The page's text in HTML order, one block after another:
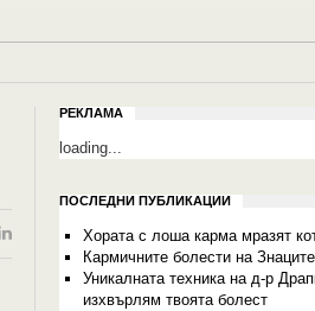
РЕКЛАМА
loading...
ПОСЛЕДНИ ПУБЛИКАЦИИ
Хората с лоша карма мразят
Кармичните болести на
Уникалната техника на д-р
изхвърлям твоята болест